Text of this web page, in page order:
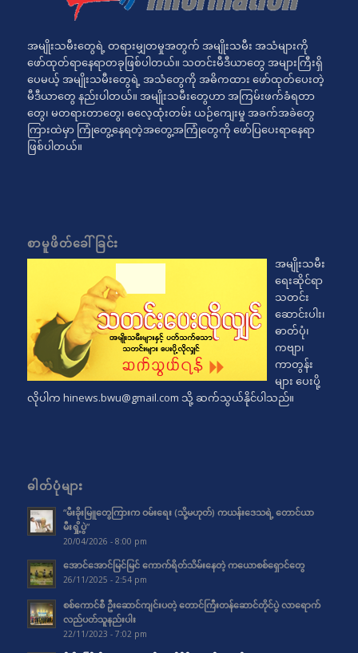
အမျိုးသမီးတွေရဲ့ တရားမျှတမှုအတွက် အမျိုးသမီး အသံများကို
ဖော်ထုတ်ရာနေရာတခုဖြစ်ပါတယ်။ သတင်းမီဒီယာတွေ အများကြီးရှိ
ပေမယ့် အမျိုးသမီးတွေရဲ့ အသံတွေကို အဓိကထား ဖော်ထုတ်ပေးတဲ့
မီဒီယာတွေ နည်းပါတယ်။ အမျိုးသမီးတွေဟာ အကြမ်းဖက်ခံရတာ
တွေ၊ မတရားတာတွေ၊ ဓလေ့ထုံးတမ်း ယဉ်ကျေးမှု အခက်အခဲတွေ
ကြားထဲမှာ ကြုံတွေ့နေရတဲ့အတွေ့အကြုံတွေကို ဖော်ပြပေးရာနေရာ
ဖြစ်ပါတယ်။
စာမူဖိတ်ခေါ်ခြင်း
အမျိုးသမီး
ရေးဆိုင်ရာ
သတင်း
ဆောင်းပါး၊
ဓာတ်ပုံ၊
ကဗျာ၊
ကာတွန်း
များ ပေးပို့
လိုပါက hinews.bwu@gmail.com သို့ ဆက်သွယ်နိုင်ပါသည်။
ဓါတ်ပုံများ
“မီးခိုးမြူတွေကြားက ဝမ်းရေး (သို့မဟုတ်) ကယန်းဒေသရဲ့ တောင်ယာ
မီးရှို့ပွဲ”
20/04/2026 - 8:00 pm
အောင်အောင်မြင်မြင် ကောက်ရိတ်သိမ်းနေတဲ့ ကယောစစ်ရှောင်တွေ
26/11/2025 - 2:54 pm
စစ်ကောင်စီ ဦးဆောင်ကျင်းပတဲ့ တောင်ကြီးတန်ဆောင်တိုင်ပွဲ လာရောက်
လည်ပတ်သူနည်းပါး
22/11/2023 - 7:02 pm